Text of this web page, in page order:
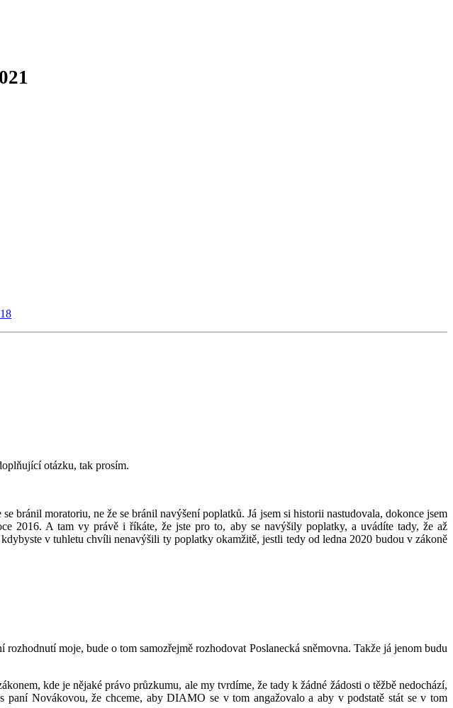
otázku, tak prosím.
bránil moratoriu, ne že se bránil navýšení poplatků. Já jsem si historii nastudovala, dokonce jsem
2016. A tam vy právě i říkáte, že jste pro to, aby se navýšily poplatky, a uvádíte tady, že až
v tuhletu chvíli nenavýšili ty poplatky okamžitě, jestli tedy od ledna 2020 budou v zákoně
moje, bude o tom samozřejmě rozhodovat Poslanecká sněmovna. Takže já jenom budu
kde je nějaké právo průzkumu, ale my tvrdíme, že tady k žádné žádosti o těžbě nedochází,
Novákovou, že chceme, aby DIAMO se v tom angažovalo a aby v podstatě stát se v tom